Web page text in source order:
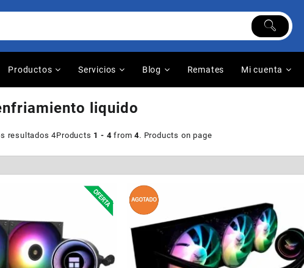
Productos Servicios Blog Remates Mi cuenta
liquido
resultados 4Products 1 - 4from4. Products on page